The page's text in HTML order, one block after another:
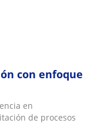
con enfoque
en
de procesos